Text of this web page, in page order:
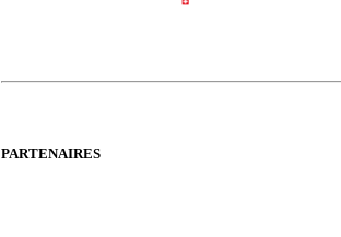
PARTENAIRES